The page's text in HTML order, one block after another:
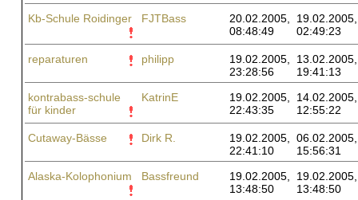
Kb-Schule Roidinger
FJTBass
20.02.2005,
08:48:49
19.02.2005,
02:49:23
reparaturen philipp
19.02.2005,
23:28:56
13.02.2005,
19:41:13
kontrabass-schule
für kinder
KatrinE
19.02.2005,
22:43:35
14.02.2005,
12:55:22
Cutaway-Bässe Dirk R.
19.02.2005,
22:41:10
06.02.2005,
15:56:31
Alaska-Kolophonium
Bassfreund
19.02.2005,
13:48:50
19.02.2005,
13:48:50